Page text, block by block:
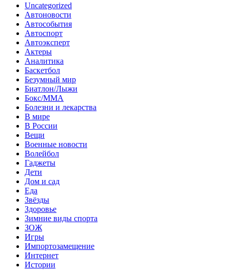
Uncategorized
Автоновости
Автособытия
Автоспорт
Автоэксперт
Актеры
Аналитика
Баскетбол
Безумный мир
Биатлон/Лыжи
Бокс/MMA
Болезни и лекарства
В мире
В России
Вещи
Военные новости
Волейбол
Гаджеты
Дети
Дом и сад
Еда
Звёзды
Здоровье
Зимние виды спорта
ЗОЖ
Игры
Импортозамещение
Интернет
Истории